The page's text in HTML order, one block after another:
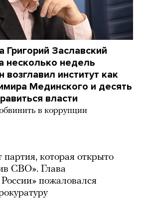
Заславский
несколько недель
институт как
Мединского и десять
власти
в коррупции
партия, которая открыто
СВО». Глава
пожаловался